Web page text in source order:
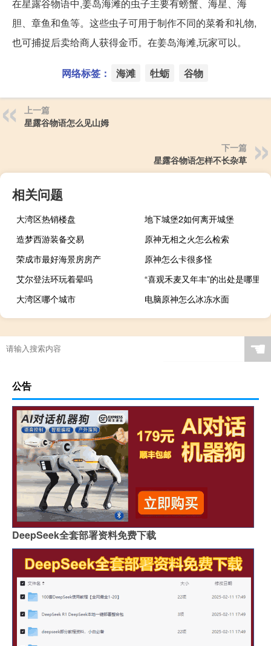
在星露谷物语中,姜岛海滩的虫子主要有螃蟹、海星、海
胆、章鱼和鱼等。这些虫子可用于制作不同的菜肴和礼物,
也可捕捉后卖给商人获得金币。在姜岛海滩,玩家可以。
网络标签： 海滩 牡蛎 谷物
上一篇
星露谷物语怎么见山姆
下一篇
星露谷物语怎样不长杂草
相关问题
大湾区热销楼盘
地下城堡2如何离开城堡
造梦西游装备交易
原神无相之火怎么检索
荣成市最好海景房房产
原神怎么卡很多怪
艾尔登法环玩着晕吗
“喜观禾麦又年丰”的出处是哪里
大湾区哪个城市
电脑原神怎么冰冻水面
☚
公告
DeepSeek全套部署资料免费下载